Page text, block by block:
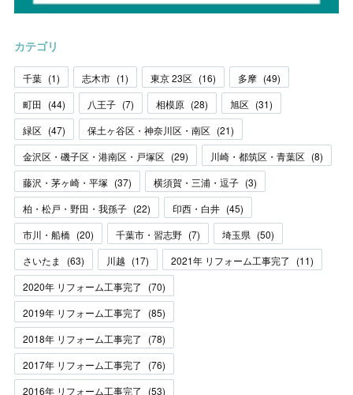
カテゴリ
千葉 (1) 志木市 (1) 東京 23区 (16) 多摩 (49)
町田 (44) 八王子 (7) 相模原 (28) 旭区 (31)
緑区 (47) 保土ヶ谷区・神奈川区・南区 (21)
金沢区・磯子区・港南区・戸塚区 (29) 川崎・都筑区・青葉区 (8)
藤沢・茅ヶ崎・平塚 (37) 横須賀・三浦・逗子 (3)
柏・松戸・野田・我孫子 (22) 印西・白井 (45)
市川・船橋 (20) 千葉市・習志野 (7) 埼玉県 (50)
さいたま
(63) 川越 (17) 2021年 リフォーム工事完了 (11)
2020年 リフォーム工事完了
(70)
2019年 リフォーム工事完了
(85)
2018年 リフォーム工事完了
(78)
2017年 リフォーム工事完了
(76)
2016年 リフォーム工事完了
(53)